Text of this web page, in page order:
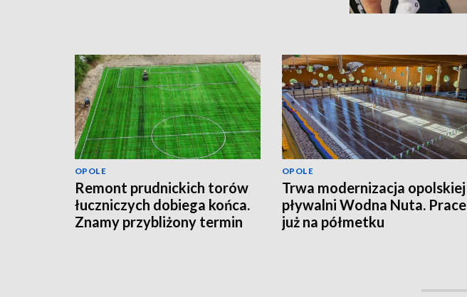
OPOLE
Remont prudnickich torów
łuczniczych dobiega końca.
Znamy przybliżony termin
OPOLE
Trwa modernizacja opolskiej
pływalni Wodna Nuta. Prace
już na półmetku